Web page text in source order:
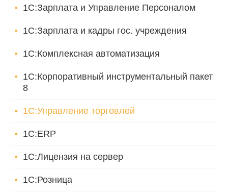
1С:Зарплата и Управление Персоналом
1С:Зарплата и кадры гос. учреждения
1С:Комплексная автоматизация
1С:Корпоративный инструментальный пакет
8
1С:Управление торговлей
1С:ERP
1С:Лицензия на сервер
1С:Розница